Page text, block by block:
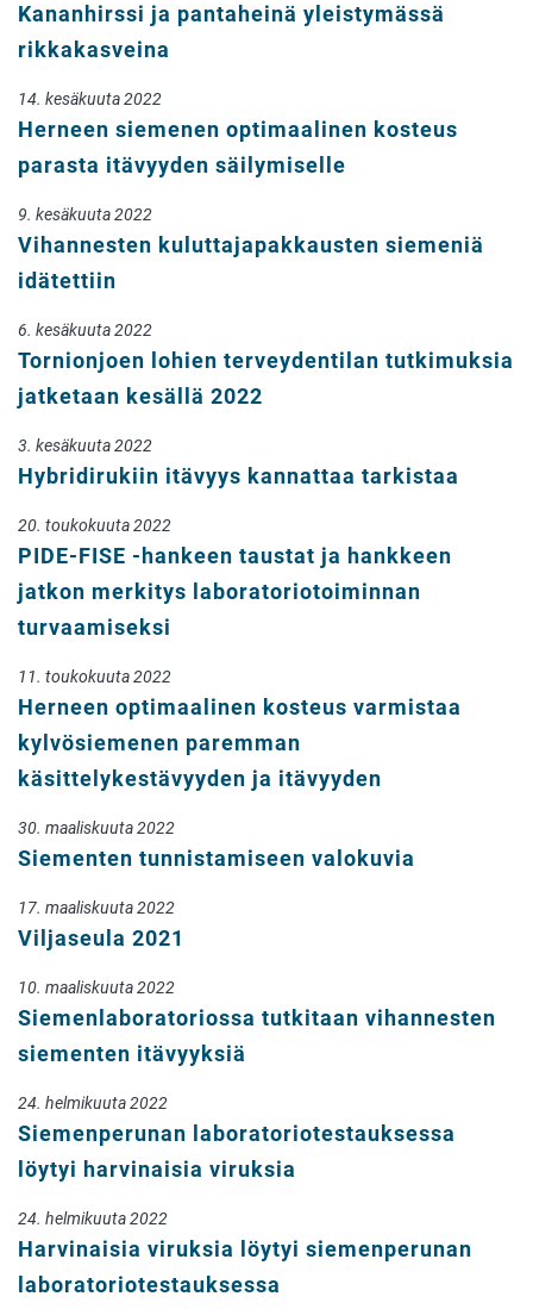
Kananhirssi ja pantaheinä yleistymässä
rikkakasveina
14. kesäkuuta 2022
Herneen siemenen optimaalinen kosteus
parasta itävyyden säilymiselle
9. kesäkuuta 2022
Vihannesten kuluttajapakkausten siemeniä
idätettiin
6. kesäkuuta 2022
Tornionjoen lohien terveydentilan tutkimuksia
jatketaan kesällä 2022
3. kesäkuuta 2022
Hybridirukiin itävyys kannattaa tarkistaa
20. toukokuuta 2022
PIDE-FISE -hankeen taustat ja hankkeen
jatkon merkitys laboratoriotoiminnan
turvaamiseksi
11. toukokuuta 2022
Herneen optimaalinen kosteus varmistaa
kylvösiemenen paremman
käsittelykestävyyden ja itävyyden
30. maaliskuuta 2022
Siementen tunnistamiseen valokuvia
17. maaliskuuta 2022
Viljaseula 2021
10. maaliskuuta 2022
Siemenlaboratoriossa tutkitaan vihannesten
siementen itävyyksiä
24. helmikuuta 2022
Siemenperunan laboratoriotestauksessa
löytyi harvinaisia viruksia
24. helmikuuta 2022
Harvinaisia viruksia löytyi siemenperunan
laboratoriotestauksessa